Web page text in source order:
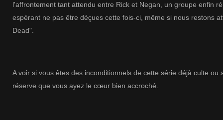
l'affrontement tant attendu entre Rick et Negan, un groupe enfin
espérant ne pas être déçues cette fois-ci, même si nous restons
Dead".
A voir si vous êtes des inconditionnels de cette série déjà culte ou
réserve que vous ayez le cœur bien accroché.